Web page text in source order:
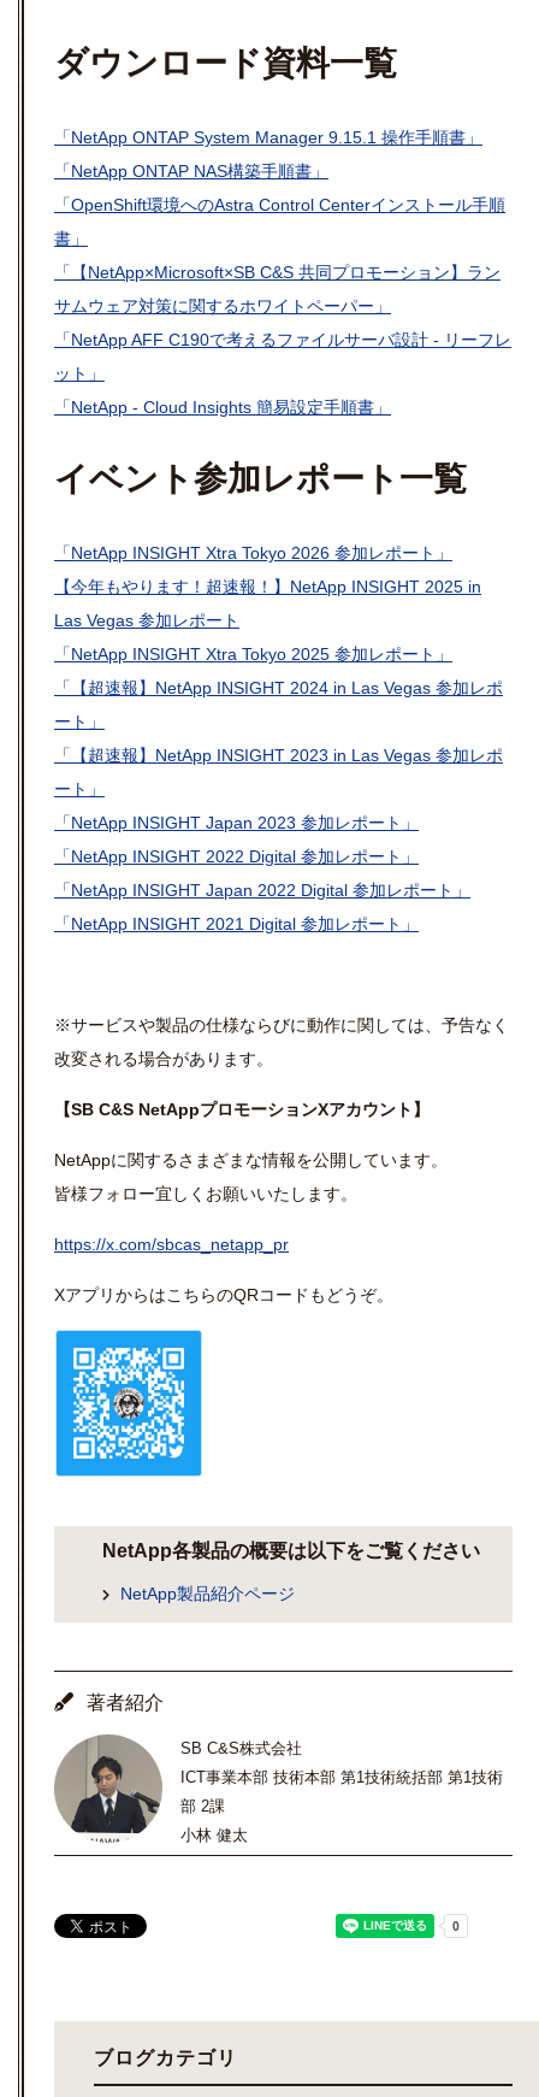
ダウンロード資料一覧
「NetApp ONTAP System Manager 9.15.1 操作手順書」
「NetApp ONTAP NAS構築手順書」
「OpenShift環境へのAstra Control Centerインストール手順
書」
「【NetApp×Microsoft×SB C&S 共同プロモーション】ラン
サムウェア対策に関するホワイトペーパー」
「NetApp AFF C190で考えるファイルサーバ設計 - リーフレ
ット」
「NetApp - Cloud Insights 簡易設定手順書」
イベント参加レポート 一覧
「NetApp INSIGHT Xtra Tokyo 2026 参加レポート」
【今年もやります！超速報！】NetApp INSIGHT 2025 in
Las Vegas 参加レポート
「NetApp INSIGHT Xtra Tokyo 2025 参加レポート」
「【超速報】NetApp INSIGHT 2024 in Las Vegas 参加レポ
ート」
「【超速報】NetApp INSIGHT 2023 in Las Vegas 参加レポ
ート」
「NetApp INSIGHT Japan 2023 参加レポート」
「NetApp INSIGHT 2022 Digital 参加レポート」
「NetApp INSIGHT Japan 2022 Digital 参加レポート」
「NetApp INSIGHT 2021 Digital 参加レポート」
※サービスや製品の仕様ならびに動作に関しては、 予告なく
改変される場合があります。
【SB C&S NetAppプロモーションXアカウント】
NetAppに関するさまざまな情報を公開しています。
皆様フォロー宜しくお願いいたします。
https://x.com/sbcas_netapp_pr
XアプリからはこちらのQRコードもどうぞ。
NetApp各製品の概要は以下をご覧ください
NetApp製品紹介ページ
著者紹介
SB C&S株式会社
ICT事業本部 技術本部 第1技術統括部 第1技術
部 2課
小林 健太
ブログカテゴリ